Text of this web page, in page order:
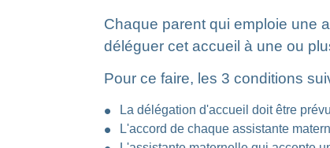
Chaque parent qui emploie une
déléguer cet accueil à une ou
Pour ce faire, les 3 conditions
La délégation d'accueil doit être
L'accord de chaque assistante